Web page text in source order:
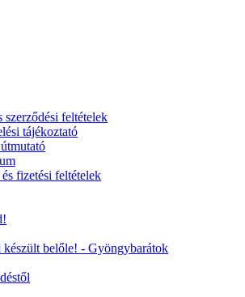
szerződési feltételek
tájékoztató
fizetési feltételek
készült belőle! - Gyöngybarátok